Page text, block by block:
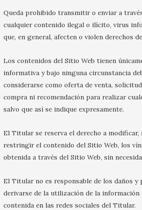
Queda prohibido transmitir o enviar a
cualquier contenido ilegal o ilícito, virus
que, en general, afecten o violen derechos
Los contenidos del Sitio Web tienen
informativa y bajo ninguna circunstancia
considerarse como oferta de venta,
compra ni recomendación para realizar
salvo que así se indique expresamente.
El Titular se reserva el derecho a modificar,
restringir el contenido del Sitio Web, los
obtenida a través del Sitio Web, sin
El Titular no es responsable de los daños
derivarse de la utilización de la información
contenida en las redes sociales del Titular.